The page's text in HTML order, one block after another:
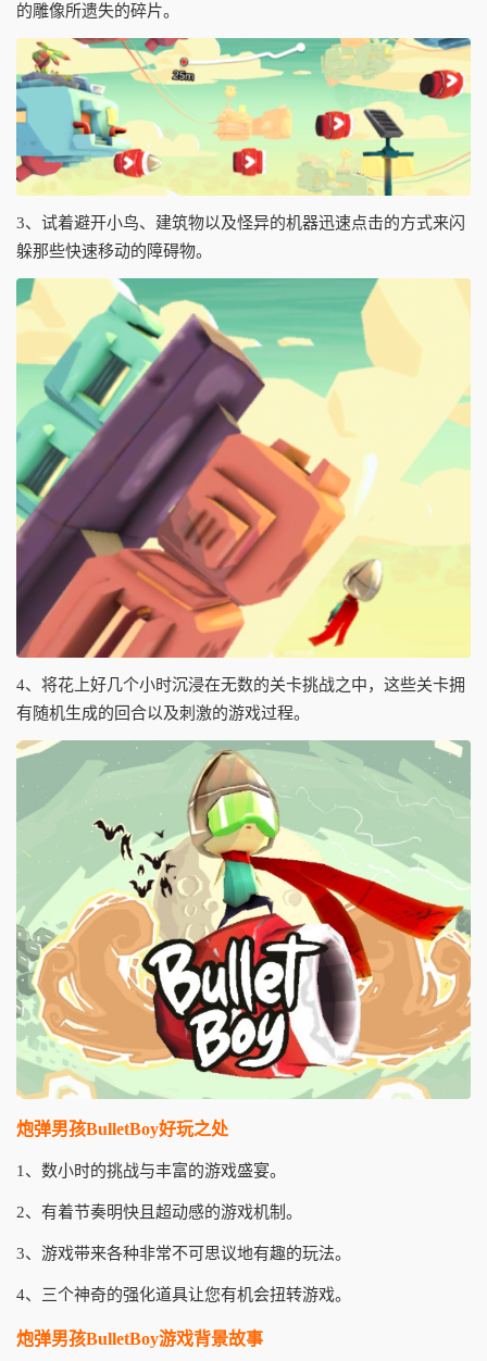
的雕像所遗失的碎片。
3、试着避开小鸟、建筑物以及怪异的机器迅速点击的方式来闪
躲那些快速移动的障碍物。
4、将花上好几个小时沉浸在无数的关卡挑战之中，这些关卡拥
有随机生成的回合以及刺激的游戏过程。
炮弹男孩BulletBoy好玩之处
1、数小时的挑战与丰富的游戏盛宴。
2、有着节奏明快且超动感的游戏机制。
3、游戏带来各种非常不可思议地有趣的玩法。
4、三个神奇的强化道具让您有机会扭转游戏。
炮弹男孩BulletBoy游戏背景故事